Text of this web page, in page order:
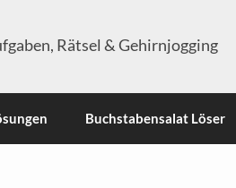
Rätsel & Gehirnjogging
Buchstabensalat Löser